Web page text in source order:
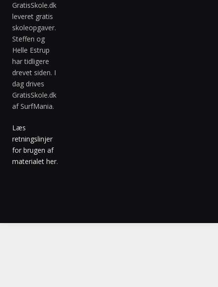
GratisSkole.dk
leveret gratis
skoleopgaver.
Steffen og
Helle Estrup
har tidligere
drevet siden. I
dag drives
GratisSkole.dk
af SurfMania.
Læs
retningslinjer
for brugen af
materialet her.